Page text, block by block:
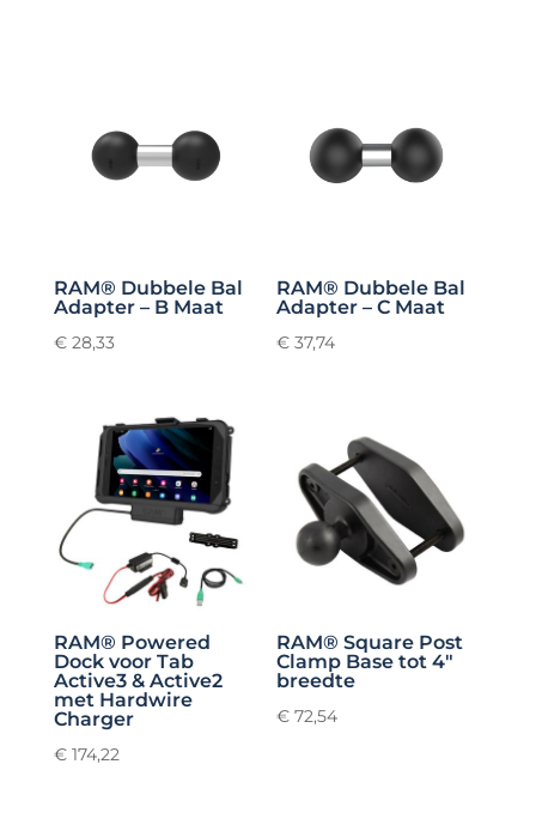
RAM® Dubbele Bal
Adapter – B Maat
€28,33
RAM® Dubbele Bal
Adapter – C Maat
€ 37,74
RAM® Powered
Dock voor Tab
Active3 & Active2
met Hardwire
Charger
€174,22
RAM® Square Post
Clamp Base tot 4″
breedte
€ 72,54